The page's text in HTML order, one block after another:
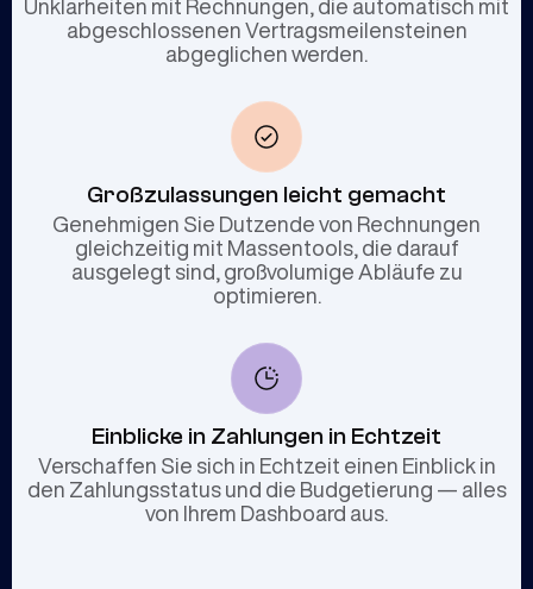
Unklarheiten mit Rechnungen, die automatisch mit
abgeschlossenen Vertragsmeilensteinen
abgeglichen werden.
Großzulassungen leicht gemacht
Genehmigen Sie Dutzende von Rechnungen
gleichzeitig mit Massentools, die darauf
ausgelegt sind, großvolumige Abläufe zu
optimieren.
Einblicke in Zahlungen in Echtzeit
Verschaffen Sie sich in Echtzeit einen Einblick in
den Zahlungsstatus und die Budgetierung — alles
von Ihrem Dashboard aus.